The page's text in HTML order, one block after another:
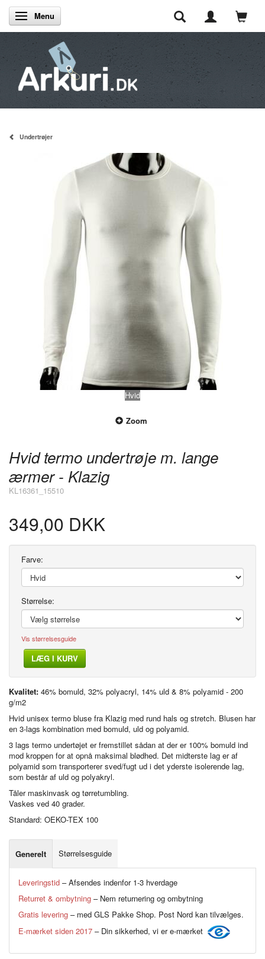
Skifte navigation
Menu
Undertrøjer
Hvid
Zoom
Hvid termo undertrøje m. lange
ærmer - Klazig
KL16361_15510
349,00 DKK
Vis størrelsesguide
Farve:
Størrelse:
LÆG I KURV
Kvalitet: 46% bomuld, 32% polyacryl, 14% uld & 8% polyamid - 200
g/m2
Hvid unisex termo bluse fra Klazig med rund hals og stretch. Blusen har
en 3-lags kombination med bomuld, uld og polyamid.
3 lags termo undertøjet er fremstillet sådan at der er 100% bomuld ind
mod kroppen for at opnå maksimal blødhed. Det midterste lag er af
polyamid som transporterer sved/fugt ud i det yderste isolerende lag,
som består af uld og polyakryl.
Tåler maskinvask og tørretumbling.
Vaskes ved 40 grader.
Standard: OEKO-TEX 100
Generelt Størrelsesguide
Leveringstid – Afsendes indenfor 1-3 hverdage
Returret & ombytning – Nem returnering og ombytning
Gratis levering – med GLS Pakke Shop. Post Nord kan tilvælges.
E-mærket siden 2017 – Din sikkerhed, vi er e-mærket